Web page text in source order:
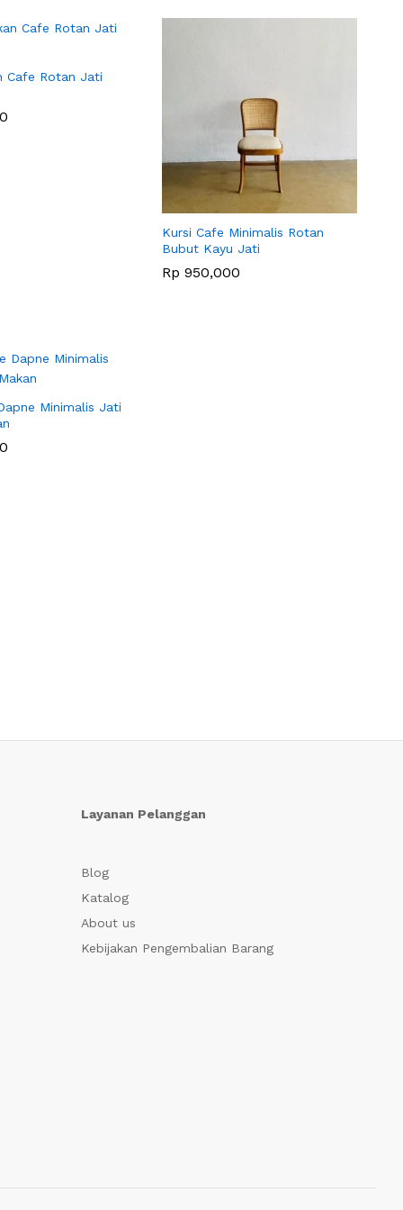
Cafe Rotan Jati
Kursi Cafe Minimalis Rotan
Bubut Kayu Jati
Rp 950,000
Rp 950,000
Minimalis Jati
Layanan Pelanggan
Blog
Katalog
About us
Kebijakan Pengembalian Barang